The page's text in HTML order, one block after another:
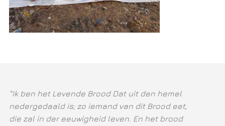
“Ik ben het Levende Brood Dat uit den hemel
nedergedaald is; zo iemand van dit Brood eet,
die zal in der eeuwigheid leven. En het brood